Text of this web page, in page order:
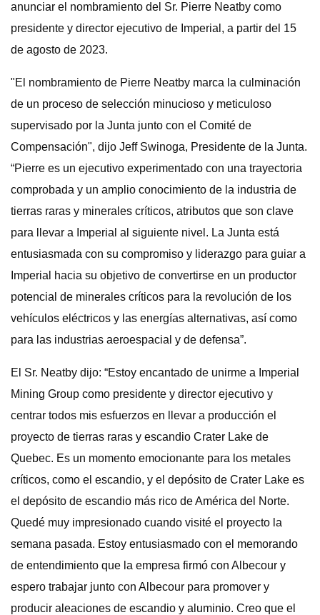
anunciar el nombramiento del Sr. Pierre Neatby como
presidente y director ejecutivo de Imperial, a partir del 15
de agosto de 2023.
"El nombramiento de Pierre Neatby marca la culminación
de un proceso de selección minucioso y meticuloso
supervisado por la Junta junto con el Comité de
Compensación", dijo Jeff Swinoga, Presidente de la Junta.
“Pierre es un ejecutivo experimentado con una trayectoria
comprobada y un amplio conocimiento de la industria de
tierras raras y minerales críticos, atributos que son clave
para llevar a Imperial al siguiente nivel. La Junta está
entusiasmada con su compromiso y liderazgo para guiar a
Imperial hacia su objetivo de convertirse en un productor
potencial de minerales críticos para la revolución de los
vehículos eléctricos y las energías alternativas, así como
para las industrias aeroespacial y de defensa”.
El Sr. Neatby dijo: “Estoy encantado de unirme a Imperial
Mining Group como presidente y director ejecutivo y
centrar todos mis esfuerzos en llevar a producción el
proyecto de tierras raras y escandio Crater Lake de
Quebec. Es un momento emocionante para los metales
críticos, como el escandio, y el depósito de Crater Lake es
el depósito de escandio más rico de América del Norte.
Quedé muy impresionado cuando visité el proyecto la
semana pasada. Estoy entusiasmado con el memorando
de entendimiento que la empresa firmó con Albecour y
espero trabajar junto con Albecour para promover y
producir aleaciones de escandio y aluminio. Creo que el